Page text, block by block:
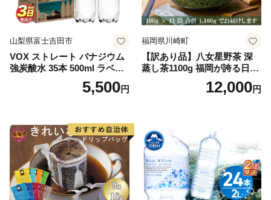
山梨県富士吉田市
VOX ストレート バナジウム
強炭酸水 35本 500ml ラベル
レス【富士吉田市限定カート
5,500円
福岡県川崎町
【訳あり品】八女星野茶 深
蒸し茶1100g 福岡が誇る日本
茶_ 訳アリ 常温 お茶 茶袋 常
備品 おちゃ ocha 茶葉 緑茶
小分け お土産 お取り寄せ グ
ルメ 福岡 九州 福岡県 国産
日本 ふかむし茶 ふかむし 家
庭用 自宅用 ちゃ りょくちゃ
ふかむしちゃ 急須 甘み 川崎
町 送料無料
12,000円